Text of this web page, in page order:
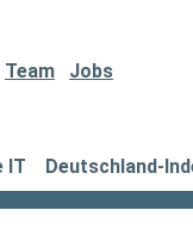
Team Jobs
IT Deutschland-